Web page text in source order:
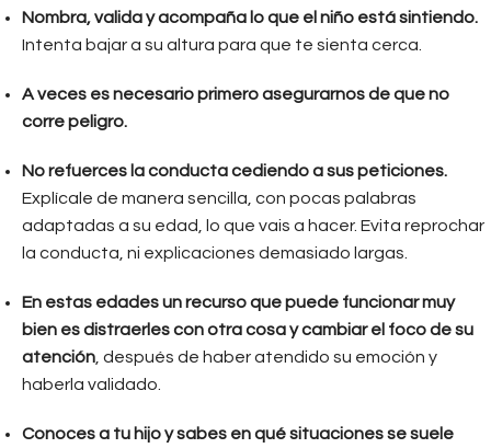
Nombra, valida y acompaña lo que el niño está sintiendo.
Intenta bajar a su altura para que te sienta cerca.
A veces es necesario primero asegurarnos de que no
corre peligro.
No refuerces la conducta cediendo a sus peticiones.
Explícale de manera sencilla, con pocas palabras
adaptadas a su edad, lo que vais a hacer. Evita reprochar
la conducta, ni explicaciones demasiado largas.
En estas edades un recurso que puede funcionar muy
bien es distraerles con otra cosa y cambiar el foco de su
atención, después de haber atendido su emoción y
haberla validado.
Conoces a tu hijo y sabes en qué situaciones se suele